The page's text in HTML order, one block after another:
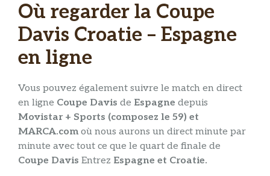
Où regarder la Coupe
Davis Croatie – Espagne
en ligne
Vous pouvez également suivre le match en direct
en ligne Coupe Davis de Espagne depuis
Movistar + Sports (composez le 59) et
MARCA.comoù nous aurons un direct minute par
minute avec tout ce que le quart de finale de
Coupe Davis Entrez Espagne et Croatie.